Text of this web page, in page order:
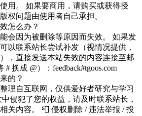
用。 如果要商用，请购买或获得授
权问题由使用者自己承担。
怎么办？
会因为被删除等原因而失效。 如果发
以联系站长尝试补发（视情况提供，
，直接发送本站失效的内容连接至邮
# 换成 @）：feedback#tgoos.com
的？
理自互联网，仅供爱好者研究与学习
侵犯了您的权益，请及时联系站长，
关内容。 📮 侵权删除 / 违法举报 / 投